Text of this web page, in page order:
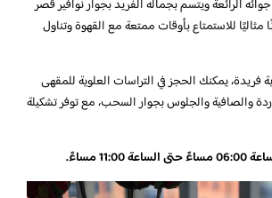
الرائعة ويتسم بجماله الفريد بجوار نوافير قصر
مثاليًا للاستمتاع بأوقات ممتعة مع القهوة وتناول
فريدة، يمكنك الحجز في التراسات العلوية للمقهى
والصافية والجلوس بجوار السحب، مع توفر تشكيلة
مساءً.